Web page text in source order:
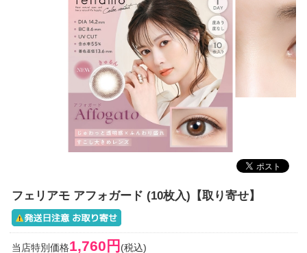
フェリアモ アフォガード (10枚入)【取り寄せ】
当店特別価格1,760円 (税込)